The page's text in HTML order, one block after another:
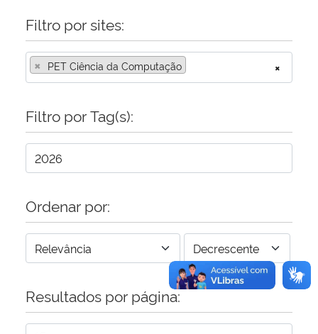
Controladoria-Geral da União
Secretaria-Geral
Secretaria de Governo
Gabinete de Segurança Institucional
Advocacia-Geral da União
Filtro por sites:
×
× PET Ciência da Computação
Filtro por Tag(s):
Ordenar por:
Resultados por página: